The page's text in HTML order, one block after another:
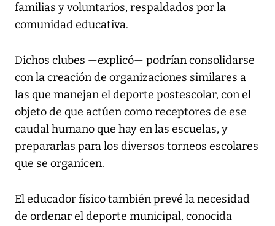
familias y voluntarios, respaldados por la
comunidad educativa.
Dichos clubes —explicó— podrían consolidarse
con la creación de organizaciones similares a
las que manejan el deporte postescolar, con el
objeto de que actúen como receptores de ese
caudal humano que hay en las escuelas, y
prepararlas para los diversos torneos escolares
que se organicen.
El educador físico también prevé la necesidad
de ordenar el deporte municipal, conocida